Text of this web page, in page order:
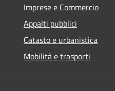
Imprese e Commercio
Appalti pubblici
Catasto e urbanistica
Mobilità e trasporti